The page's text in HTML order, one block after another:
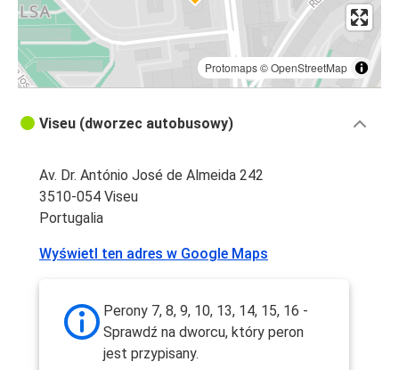
Protomaps©OpenStreetMap
Viseu (dworzec autobusowy)
Av. Dr. António José de Almeida 242
3510-054 Viseu
Portugalia
Wyświetl ten adres w Google Maps
Perony 7, 8, 9, 10, 13, 14, 15, 16 -
Sprawdź na dworcu, który peron
jest przypisany.